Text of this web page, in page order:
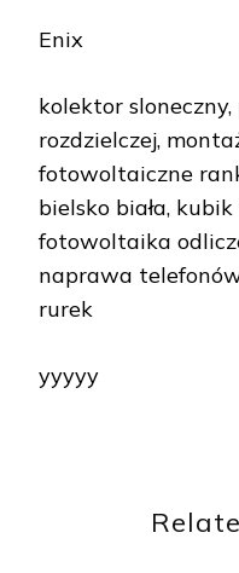
Enix
kolektor sloneczny,
rozdzielczej,
fotowoltaiczne
bielsko biała,
fotowoltaika
naprawa
rurek
yyyyy